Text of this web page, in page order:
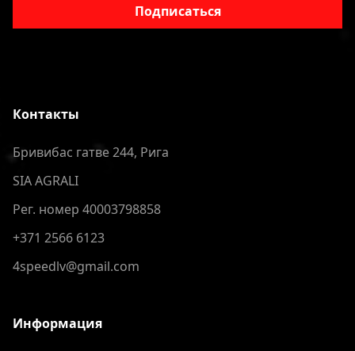
Подписаться
Контакты
Бривибас гатве 244, Рига
SIA AGRALI
Рег. номер 40003798858
+371 2566 6123
4speedlv@gmail.com
Информация